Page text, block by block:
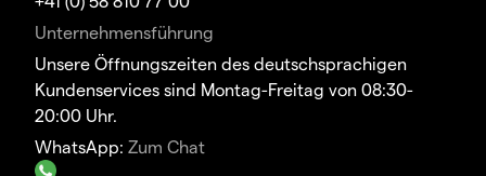
Unternehmensführung
Unsere Öffnungszeiten des deutschsprachigen
Kundenservices sind Montag-Freitag von 08:30-
20:00 Uhr.
WhatsApp: Zum Chat